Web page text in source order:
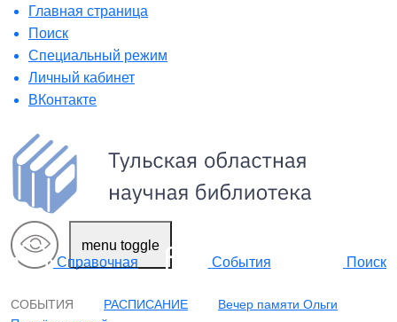
Главная страница
Поиск
Специальный режим
Личный кабинет
ВКонтакте
menu toggle
Справочная
События Поиск
СОБЫТИЯ РАСПИСАНИЕ
Вечер памяти Ольги